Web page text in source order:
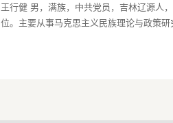
王行健 男，满族，中共党员，吉林辽源人